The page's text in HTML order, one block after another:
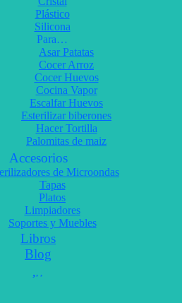
Plástico
Silicona
Para…
Asar Patatas
Cocer Arroz
Cocer Huevos
Cocina Vapor
Escalfar Huevos
Esterilizar biberones
Hacer Tortilla
Palomitas de maiz
Accesorios
de Microondas
Tapas
Platos
Limpiadores
Soportes y Muebles
Libros
Blog